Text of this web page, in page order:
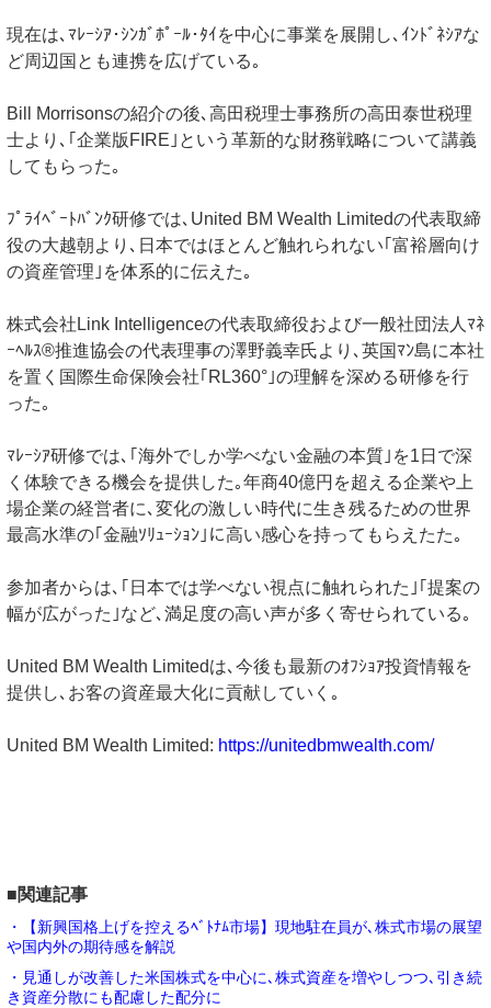
現在は､ﾏﾚｰｼｱ･ｼﾝｶﾞﾎﾟｰﾙ･ﾀｲを中心に事業を展開し､ｲﾝﾄﾞﾈｼｱな
ど周辺国とも連携を広げている｡
Bill Morrisonsの紹介の後､高田税理士事務所の高田泰世税理
士より､｢企業版FIRE｣という革新的な財務戦略について講義
してもらった｡
ﾌﾟﾗｲﾍﾞｰﾄﾊﾞﾝｸ研修では､United BM Wealth Limitedの代表取締
役の大越朝より､日本ではほとんど触れられない｢富裕層向け
の資産管理｣を体系的に伝えた｡
株式会社Link Intelligenceの代表取締役および一般社団法人ﾏﾈ
ｰﾍﾙｽ®推進協会の代表理事の澤野義幸氏より､英国ﾏﾝ島に本社
を置く国際生命保険会社｢RL360°｣の理解を深める研修を行
った｡
ﾏﾚｰｼｱ研修では､｢海外でしか学べない金融の本質｣を1日で深
く体験できる機会を提供した｡年商40億円を超える企業や上
場企業の経営者に､変化の激しい時代に生き残るための世界
最高水準の｢金融ｿﾘｭｰｼｮﾝ｣に高い感心を持ってもらえたた｡
参加者からは､｢日本では学べない視点に触れられた｣｢提案の
幅が広がった｣など､満足度の高い声が多く寄せられている｡
United BM Wealth Limitedは､今後も最新のｵﾌｼｮｱ投資情報を
提供し､お客の資産最大化に貢献していく｡
United BM Wealth Limited: https://unitedbmwealth.com/
■関連記事
・【新興国格上げを控えるﾍﾞﾄﾅﾑ市場】現地駐在員が､株式市場の展望
や国内外の期待感を解説
・見通しが改善した米国株式を中心に､株式資産を増やしつつ､引き続
き資産分散にも配慮した配分に